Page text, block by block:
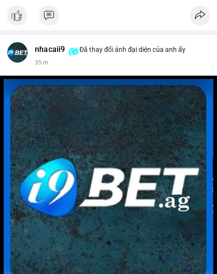
nhacaii9 Đã thay đổi ảnh đại diện của anh ấy
35 m